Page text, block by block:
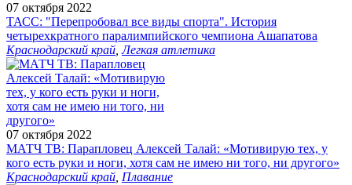
07 октября 2022
ТАСС: "Перепробовал все виды спорта". История
четырехкратного паралимпийского чемпиона Ашапатова
Краснодарский край ,Легкая атлетика
07 октября 2022
МАТЧ ТВ: Парапловец Алексей Талай: «Мотивирую тех, у
кого есть руки и ноги, хотя сам не имею ни того, ни другого»
Краснодарский край Плавание